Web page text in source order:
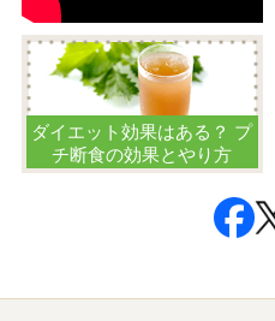
ダイエット効果はある？ プ
チ断食の効果とやり方